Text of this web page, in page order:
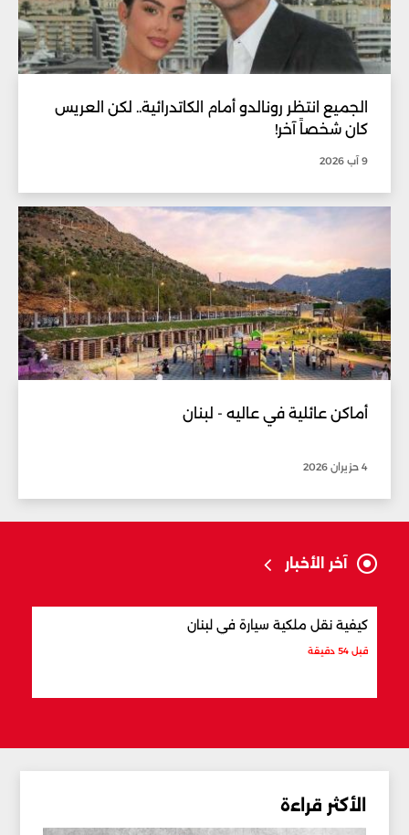
الجميع انتظر رونالدو أمام الكاتدرائية.. لكن العريس
كان شخصاً آخر!
9 آب 2026
أماكن عائلية في عاليه - لبنان
4 حزيران 2026
آخر الأخبار
كيفية نقل ملكية سيارة في لبنان
قبل 54 دقيقة
الأكثر قراءة